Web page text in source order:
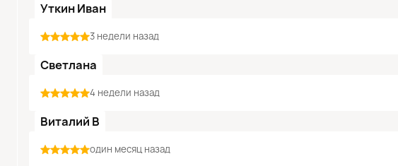
Уткин Иван
3 недели назад
Светлана
4 недели назад
Виталий В
один месяц назад